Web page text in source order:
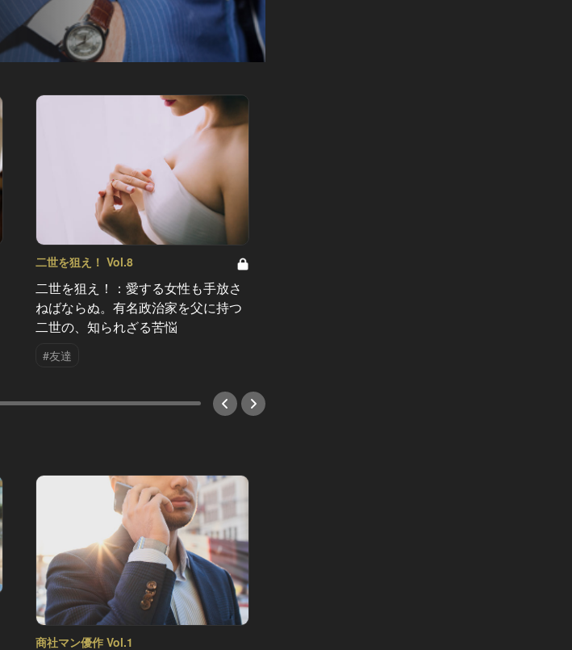
二世を狙え！ Vol.8
二世を狙え！：愛する女性も手放さ
ねばならぬ。有名政治家を父に持つ
二世の、知られざる苦悩
#友達
商社マン優作 Vol.1